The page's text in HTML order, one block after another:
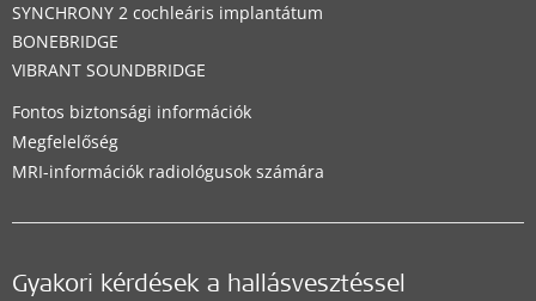
SYNCHRONY 2 cochleáris implantátum
BONEBRIDGE
VIBRANT SOUNDBRIDGE
Fontos biztonsági információk
Megfelelőség
MRI-információk radiológusok számára
Gyakori kérdések a hallásvesztéssel